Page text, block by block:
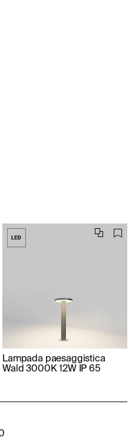
Lampada paesaggistica
Wald 3000K 12W IP 65